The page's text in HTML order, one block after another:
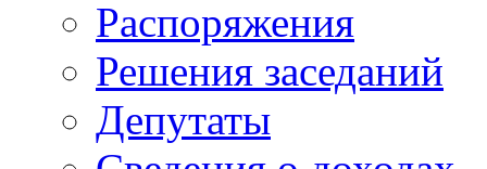
Распоряжения
Решения заседаний
Депутаты